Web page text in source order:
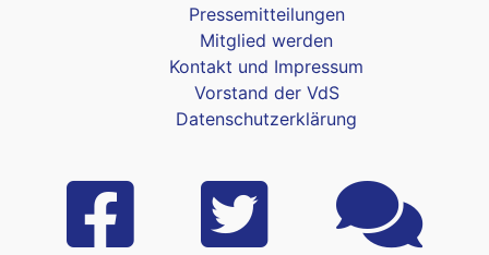
Pressemitteilungen
Mitglied werden
Kontakt und Impressum
Vorstand der VdS
Datenschutzerklärung